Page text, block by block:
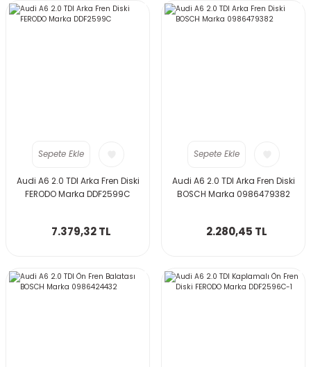
Sepete Ekle
Audi A6 2.0 TDI Arka Fren Diski
FERODO Marka DDF2599C
7.379,32 TL
Sepete Ekle
Audi A6 2.0 TDI Arka Fren Diski
BOSCH Marka 0986479382
2.280,45 TL